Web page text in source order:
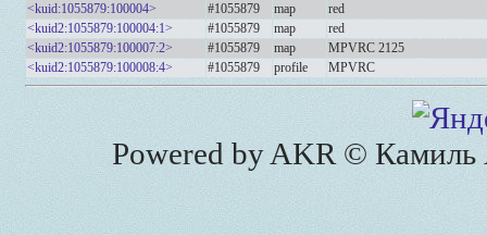
<kuid:1055879:100004>
#1055879 map
red
<kuid2:1055879:100004:1>
#1055879 map
red
<kuid2:1055879:100007:2>
#1055879 map
MPVRC 2125
<kuid2:1055879:100008:4>
#1055879 profile MPVRC
Powered by AKR © Камиль